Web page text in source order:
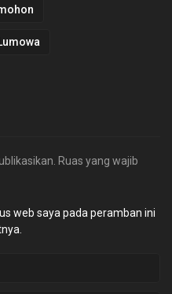
Ruas yang wajib
web saya pada peramban ini